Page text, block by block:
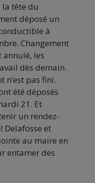
la tête du
déposé un
à
Changement
annulé, les
dès demain.
n’est pas fini.
été déposés
21. Et
un rendez-
Delafosse et
au maire en
entamer des